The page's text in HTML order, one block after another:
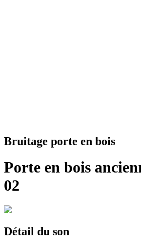
Bruitage porte en bois
Porte en bois
02
Détail du son